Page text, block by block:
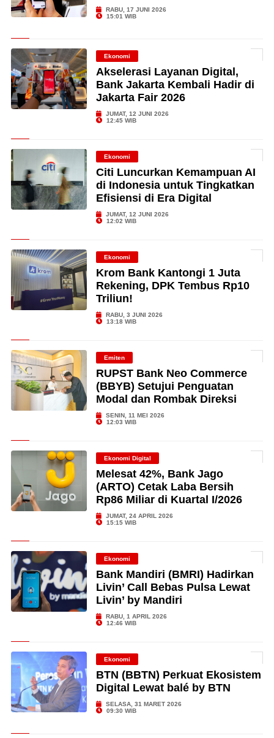
RABU, 17 JUNI 2026
15:01 WIB
Ekonomi
Akselerasi Layanan Digital,
Bank Jakarta Kembali Hadir di
Jakarta Fair 2026
JUMAT, 12 JUNI 2026
12:45 WIB
Ekonomi
Citi Luncurkan Kemampuan AI
di Indonesia untuk Tingkatkan
Efisiensi di Era Digital
JUMAT, 12 JUNI 2026
12:02 WIB
Ekonomi
Krom Bank Kantongi 1 Juta
Rekening, DPK Tembus Rp10
Triliun!
RABU, 3 JUNI 2026
13:18 WIB
Emiten
RUPST Bank Neo Commerce
(BBYB) Setujui Penguatan
Modal dan Rombak Direksi
SENIN, 11 MEI 2026
12:03 WIB
Ekonomi Digital
Melesat 42%, Bank Jago
(ARTO) Cetak Laba Bersih
Rp86 Miliar di Kuartal I/2026
JUMAT, 24 APRIL 2026
15:15 WIB
Ekonomi
Bank Mandiri (BMRI) Hadirkan
Livin’ Call Bebas Pulsa Lewat
Livin’ by Mandiri
RABU, 1 APRIL 2026
12:46 WIB
Ekonomi
BTN (BBTN) Perkuat Ekosistem
Digital Lewat balé by BTN
SELASA, 31 MARET 2026
09:30 WIB